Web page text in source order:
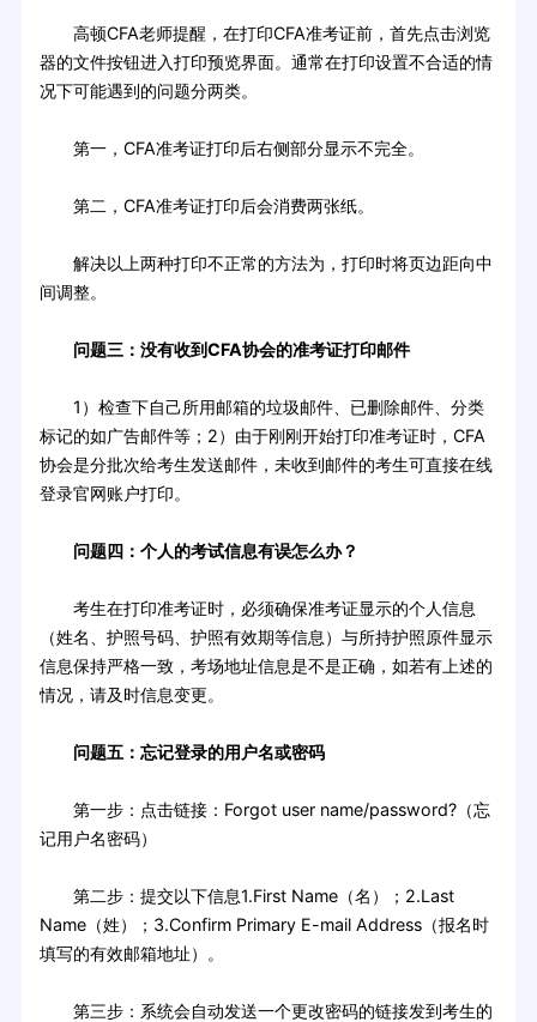
高顿CFA老师提醒，在打印CFA准考证前，首先点击浏览
器的文件按钮进入打印预览界面。通常在打印设置不合适的情
况下可能遇到的问题分两类。
第一，CFA准考证打印后右侧部分显示不完全。
第二，CFA准考证打印后会消费两张纸。
解决以上两种打印不正常的方法为，打印时将页边距向中
间调整。
问题三：没有收到CFA协会的准考证打印邮件
1）检查下自己所用邮箱的垃圾邮件、已删除邮件、分类
标记的如广告邮件等；2）由于刚刚开始打印准考证时，CFA
协会是分批次给考生发送邮件，未收到邮件的考生可直接在线
登录官网账户打印。
问题四：个人的考试信息有误怎么办？
考生在打印准考证时，必须确保准考证显示的个人信息
（姓名、护照号码、护照有效期等信息）与所持护照原件显示
信息保持严格一致，考场地址信息是不是正确，如若有上述的
情况，请及时信息变更。
问题五：忘记登录的用户名或密码
第一步：点击链接：Forgot user name/password?（忘
记用户名密码）
第二步：提交以下信息1.First Name（名）；2.Last
Name（姓）；3.Confirm Primary E-mail Address（报名时
填写的有效邮箱地址）。
第三步：系统会自动发送一个更改密码的链接发到考生的